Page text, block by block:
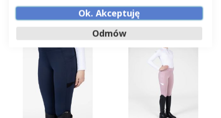
DODAJ DO KOSZYKA DODAJ DO KOSZYKA
Ok. Akceptuję
Odmów